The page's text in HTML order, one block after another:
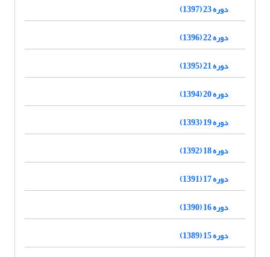
دوره 23 (1397)
دوره 22 (1396)
دوره 21 (1395)
دوره 20 (1394)
دوره 19 (1393)
دوره 18 (1392)
دوره 17 (1391)
دوره 16 (1390)
دوره 15 (1389)